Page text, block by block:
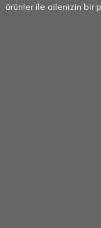
ürünler ile ailenizin bir